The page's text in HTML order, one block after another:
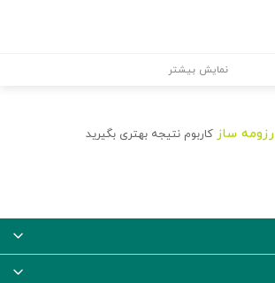
نمایش بیشتر
رزومه ساز کاربوم نتیجه بهتری بگیرید